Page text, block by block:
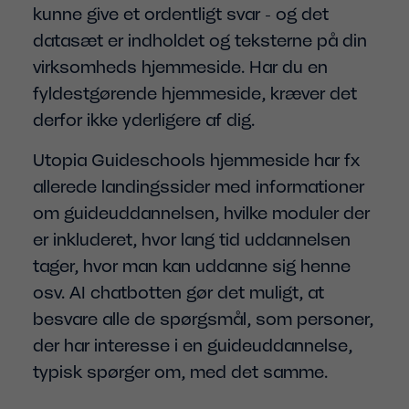
kunne give et ordentligt svar - og det
datasæt er indholdet og teksterne på din
virksomheds hjemmeside. Har du en
fyldestgørende hjemmeside, kræver det
derfor ikke yderligere af dig.
Utopia Guideschools hjemmeside har fx
allerede landingssider med informationer
om guideuddannelsen, hvilke moduler der
er inkluderet, hvor lang tid uddannelsen
tager, hvor man kan uddanne sig henne
osv. AI chatbotten gør det muligt, at
besvare alle de spørgsmål, som personer,
der har interesse i en guideuddannelse,
typisk spørger om, med det samme.